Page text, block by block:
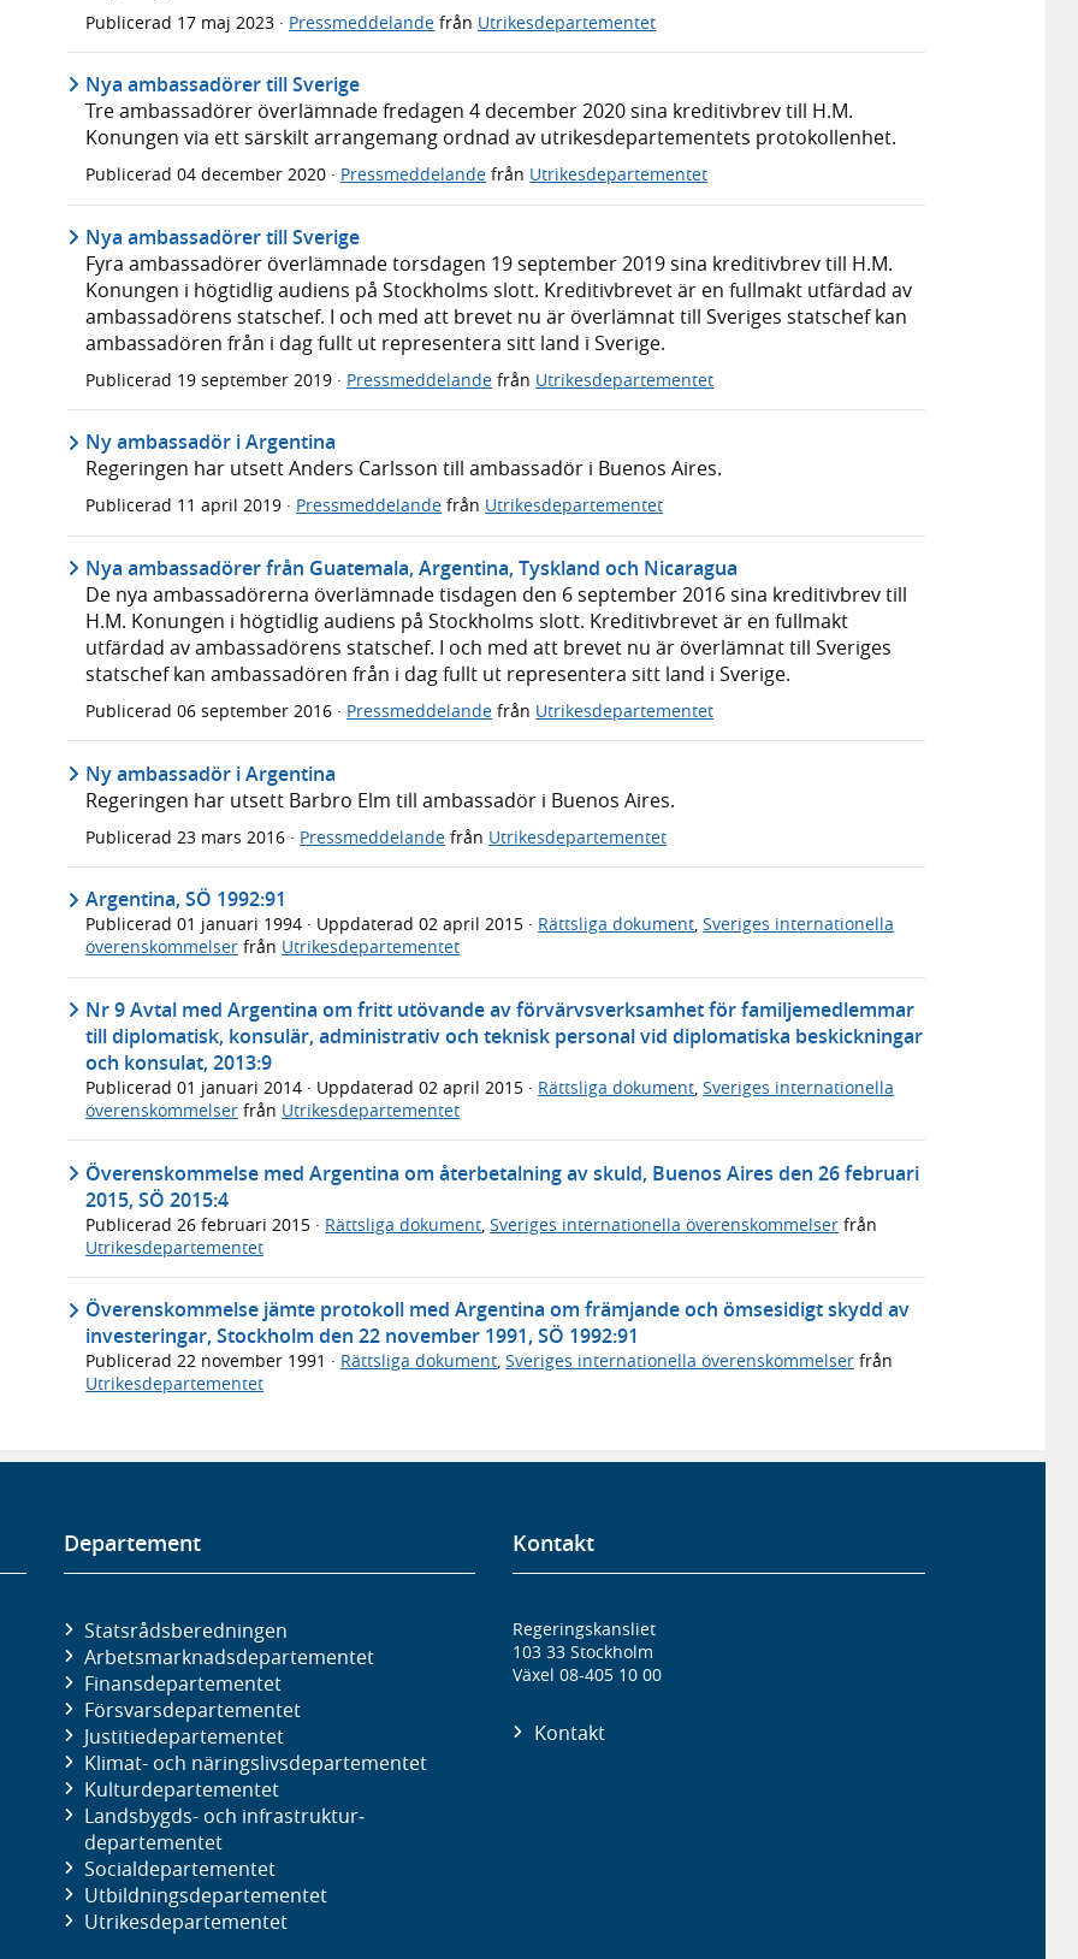
Publicerad 17 maj 2023 · Pressmeddelande från Utrikesdepartementet
Nya ambassadörer till Sverige
Tre ambassadörer överlämnade fredagen 4 december 2020 sina kreditivbrev till H.M.
Konungen via ett särskilt arrangemang ordnad av utrikesdepartementets protokollenhet.
Publicerad04 december 2020 · Pressmeddelande från Utrikesdepartementet
Nya ambassadörer till Sverige
Fyra ambassadörer överlämnade torsdagen 19 september 2019 sina kreditivbrev till H.M.
Konungen i högtidlig audiens på Stockholms slott. Kreditivbrevet är en fullmakt utfärdad av
ambassadörens statschef. I och med att brevet nu är överlämnat till Sveriges statschef kan
ambassadören från i dag fullt ut representera sitt land i Sverige.
Publicerad 19 september 2019 · Pressmeddelande från Utrikesdepartementet
Ny ambassadör i Argentina
Regeringen har utsett Anders Carlsson till ambassadör i Buenos Aires.
Publicerad 11 april 2019 · Pressmeddelande från Utrikesdepartementet
Nya ambassadörer från Guatemala, Argentina, Tyskland och Nicaragua
De nya ambassadörerna överlämnade tisdagen den 6 september 2016 sina kreditivbrev till
H.M. Konungen i högtidlig audiens på Stockholms slott. Kreditivbrevet är en fullmakt
utfärdad av ambassadörens statschef. I och med att brevet nu är överlämnat till Sveriges
statschef kan ambassadören från i dag fullt ut representera sitt land i Sverige.
Publicerad06 september 2016 · Pressmeddelande från Utrikesdepartementet
Ny ambassadör i Argentina
Regeringen har utsett Barbro Elm till ambassadör i Buenos Aires.
Publicerad 23 mars 2016 · Pressmeddelande från Utrikesdepartementet
Argentina, SÖ 1992:91
Publicerad01 januari 1994 · Uppdaterad02 april 2015 · Rättsliga dokument,Sveriges internationella
överenskommelser från Utrikesdepartementet
Nr 9 Avtal med Argentina om fritt utövande av förvärvsverksamhet för familjemedlemmar
till diplomatisk, konsulär, administrativ och teknisk personal vid diplomatiska beskickningar
och konsulat, 2013:9
Publicerad01 januari 2014 · Uppdaterad02 april 2015 · Rättsliga dokument,Sveriges internationella
överenskommelser från Utrikesdepartementet
Överenskommelse med Argentina om återbetalning av skuld, Buenos Aires den 26 februari
2015, SÖ 2015:4
Publicerad 26 februari 2015 · Rättsliga dokument ,Sveriges internationella överenskommelser från
Utrikesdepartementet
Överenskommelse jämte protokoll med Argentina om främjande och ömsesidigt skydd av
investeringar, Stockholm den 22 november 1991, SÖ 1992:91
Publicerad22 november 1991 · Rättsliga dokument,Sveriges internationella överenskommelser från
Utrikesdepartementet
Departement
Statsrådsberedningen
Arbetsmarknads­departementet
Finans­departementet
Försvars­departementet
Justitie­departementet
Klimat- och näringslivs­departementet
Kultur­departementet
Landsbygds- och infrastruktur­
departementet
Social­departementet
Utbildnings­departementet
Utrikes­departementet
Kontakt
Regeringskansliet
103 33 Stockholm
Växel 08-405 10 00
Kontakt